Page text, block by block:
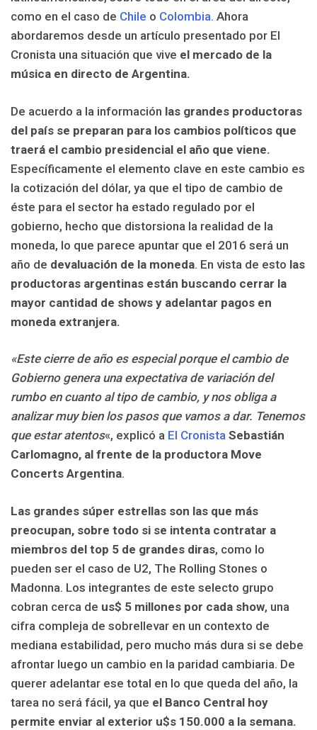
como en el caso de Chile o Colombia. Ahora
abordaremos desde un artículo presentado por El
Cronista una situación que vive el mercado de la
música en directo de Argentina.
De acuerdo a la información las grandes productoras
del país se preparan para los cambios políticos que
traerá el cambio presidencial el año que viene.
Específicamente el elemento clave en este cambio es
la cotización del dólar, ya que el tipo de cambio de
éste para el sector ha estado regulado por el
gobierno, hecho que distorsiona la realidad de la
moneda, lo que parece apuntar que el 2016 será un
año de devaluación de la moneda. En vista de esto las
productoras argentinas están buscando cerrar la
mayor cantidad de shows y adelantar pagos en
moneda extranjera.
«Este cierre de año es especial porque el cambio de
Gobierno genera una expectativa de variación del
rumbo en cuanto al tipo de cambio, y nos obliga a
analizar muy bien los pasos que vamos a dar. Tenemos
que estar atentos«, explicó a El Cronista Sebastián
Carlomagno, al frente de la productora Move
Concerts Argentina.
Las grandes súper estrellas son las que más
preocupan, sobre todo si se intenta contratar a
miembros del top 5 de grandes diras, como lo
pueden ser el caso de U2, The Rolling Stones o
Madonna. Los integrantes de este selecto grupo
cobran cerca de us$ 5 millones por cada show, una
cifra compleja de sobrellevar en un contexto de
mediana estabilidad, pero mucho más dura si se debe
afrontar luego un cambio en la paridad cambiaria. De
querer adelantar ese total en lo que queda del año, la
tarea no será fácil, ya que el Banco Central hoy
permite enviar al exterior u$s 150.000 a la semana.